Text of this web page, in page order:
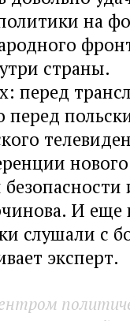
на
страны.
перед
И еще
слушали с
эксперт.